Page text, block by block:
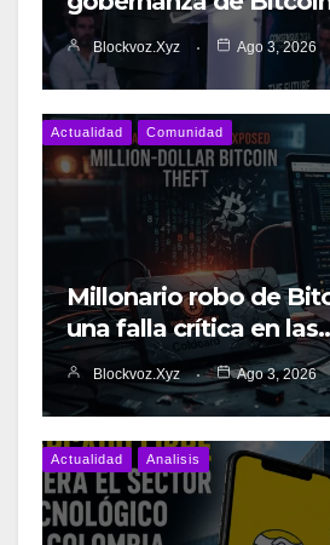
Blockvoz.xyz Ago 3, 2026
Actualidad Comunidad
Millonario robo de
una falla crítica en
Blockvoz.xyz Ago 3, 2026
Actualidad Analisis